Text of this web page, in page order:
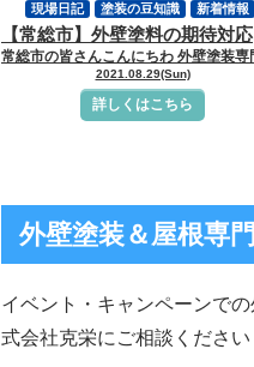
2021.08.29(Sun)
詳しくはこちら
現場日記 塗装の豆知識
新着情報
イベント・キャンペーン
外壁塗装＆屋根専
イベント・キャンペーンで
式会社克栄にご相談ください